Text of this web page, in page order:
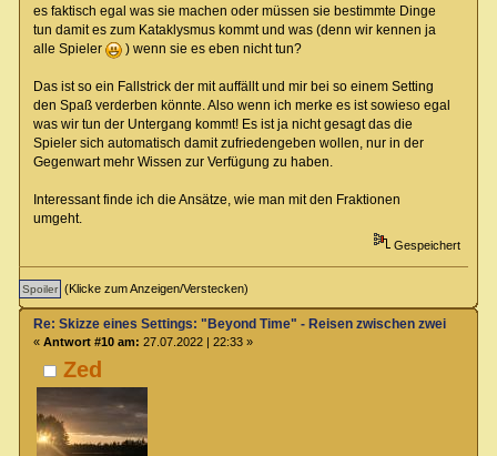
es faktisch egal was sie machen oder müssen sie bestimmte Dinge
tun damit es zum Kataklysmus kommt und was (denn wir kennen ja
alle Spieler
) wenn sie es eben nicht tun?
Das ist so ein Fallstrick der mit auffällt und mir bei so einem Setting
den Spaß verderben könnte. Also wenn ich merke es ist sowieso egal
was wir tun der Untergang kommt! Es ist ja nicht gesagt das die
Spieler sich automatisch damit zufriedengeben wollen, nur in der
Gegenwart mehr Wissen zur Verfügung zu haben.
Interessant finde ich die Ansätze, wie man mit den Fraktionen
umgeht.
Gespeichert
(Klicke zum Anzeigen/Verstecken)
Zed
Re: Skizze eines Settings: "Beyond Time" - Reisen zwischen zwei
« Antwort #10 am: 27.07.2022 | 22:33 »